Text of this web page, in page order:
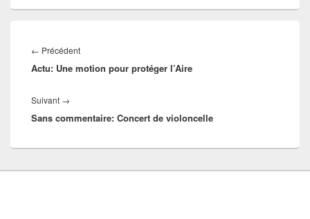
de
← PrécédentArticle
précédent :
Actu: Une motion pour protéger l’Aire
Suivant →
suivant :
Sans commentaire: Concert de violoncelle